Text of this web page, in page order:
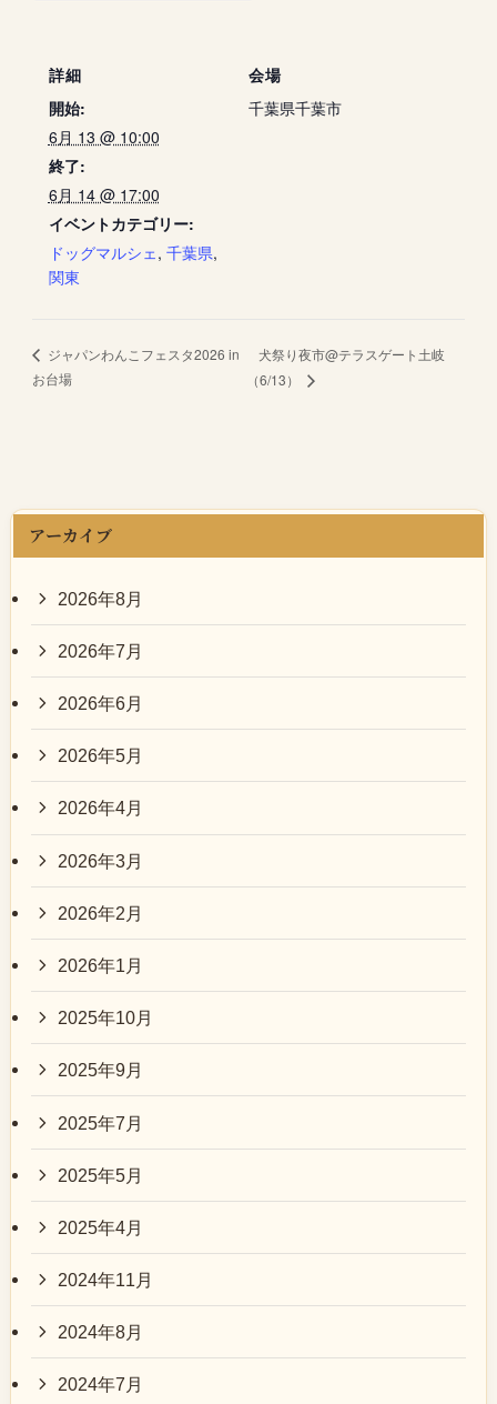
詳細
開始:
6月 13 @ 10:00
終了:
6月 14 @ 17:00
イベントカテゴリー:
ドッグマルシェ, 千葉県,
関東
会場
千葉県千葉市
ジャパンわんこフェスタ2026 in
お台場
犬祭り夜市@テラスゲート土岐
（6/13）
アーカイブ
2026年8月
2026年7月
2026年6月
2026年5月
2026年4月
2026年3月
2026年2月
2026年1月
2025年10月
2025年9月
2025年7月
2025年5月
2025年4月
2024年11月
2024年8月
2024年7月